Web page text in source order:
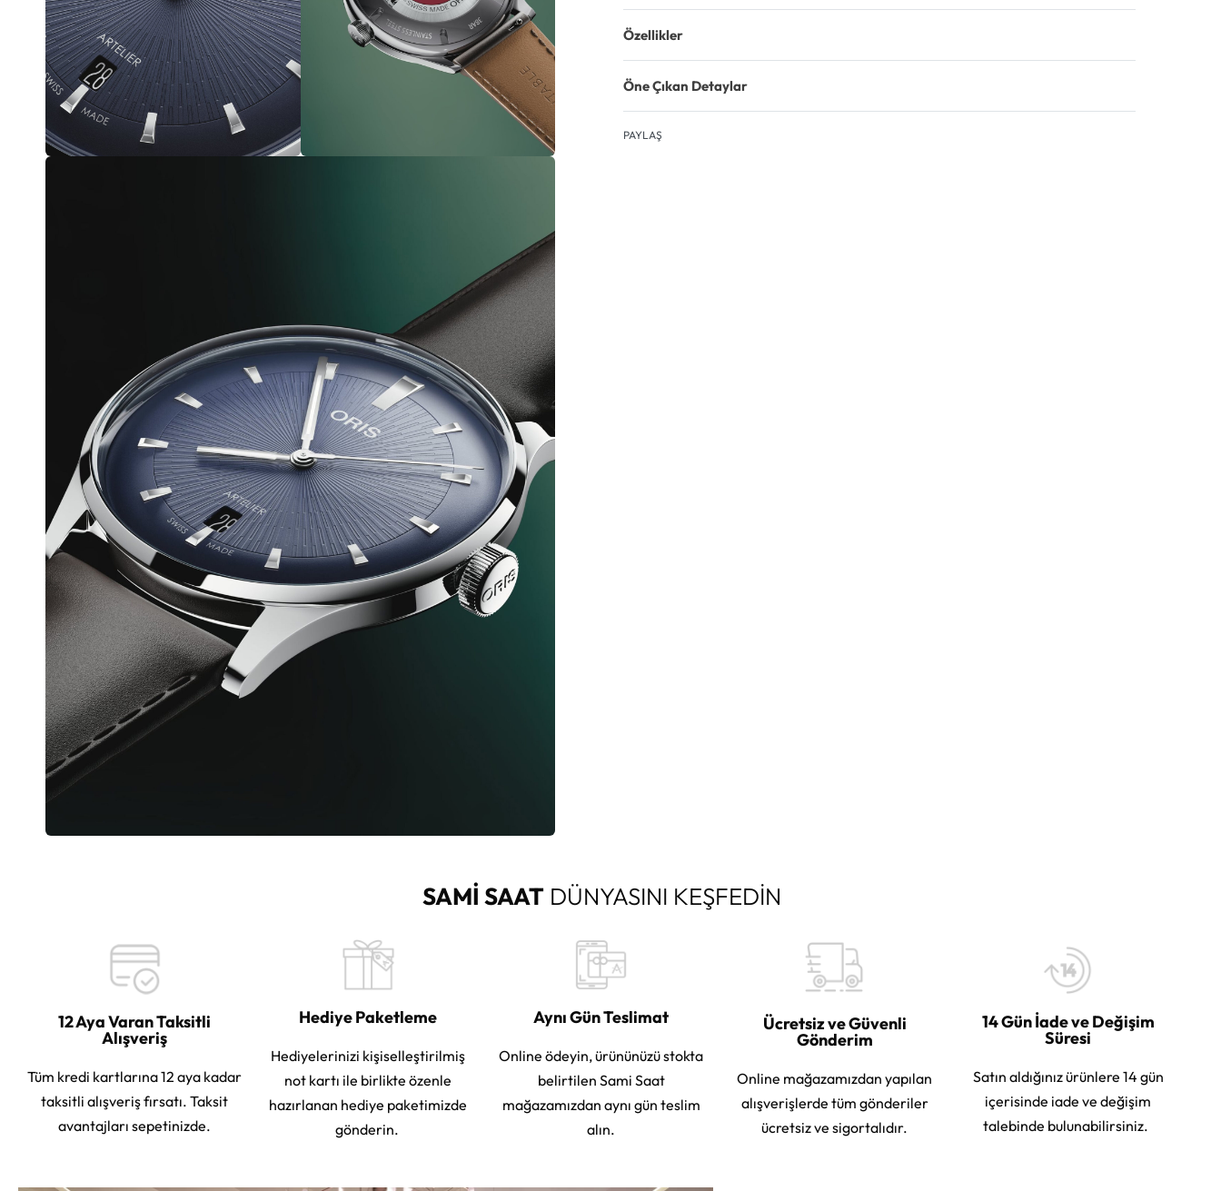
Özellikler
Öne Çıkan Detaylar
PAYLAŞ
SAMİ SAATDÜNYASINI KEŞFEDİN
12 Aya Varan Taksitli
Alışveriş
Tüm kredi kartlarına 12 aya kadar
taksitli alışveriş fırsatı. Taksit
avantajları sepetinizde.
Hediye Paketleme
Hediyelerinizi kişiselleştirilmiş
not kartı ile birlikte özenle
hazırlanan hediye paketimizde
gönderin.
Aynı Gün Teslimat
Online ödeyin, ürününüzü stokta
belirtilen Sami Saat
mağazamızdan aynı gün teslim
alın.
Ücretsiz ve Güvenli
Gönderim
Online mağazamızdan yapılan
alışverişlerde tüm gönderiler
ücretsiz ve sigortalıdır.
14 Gün İade ve Değişim
Süresi
Satın aldığınız ürünlere 14 gün
içerisinde iade ve değişim
talebinde bulunabilirsiniz.